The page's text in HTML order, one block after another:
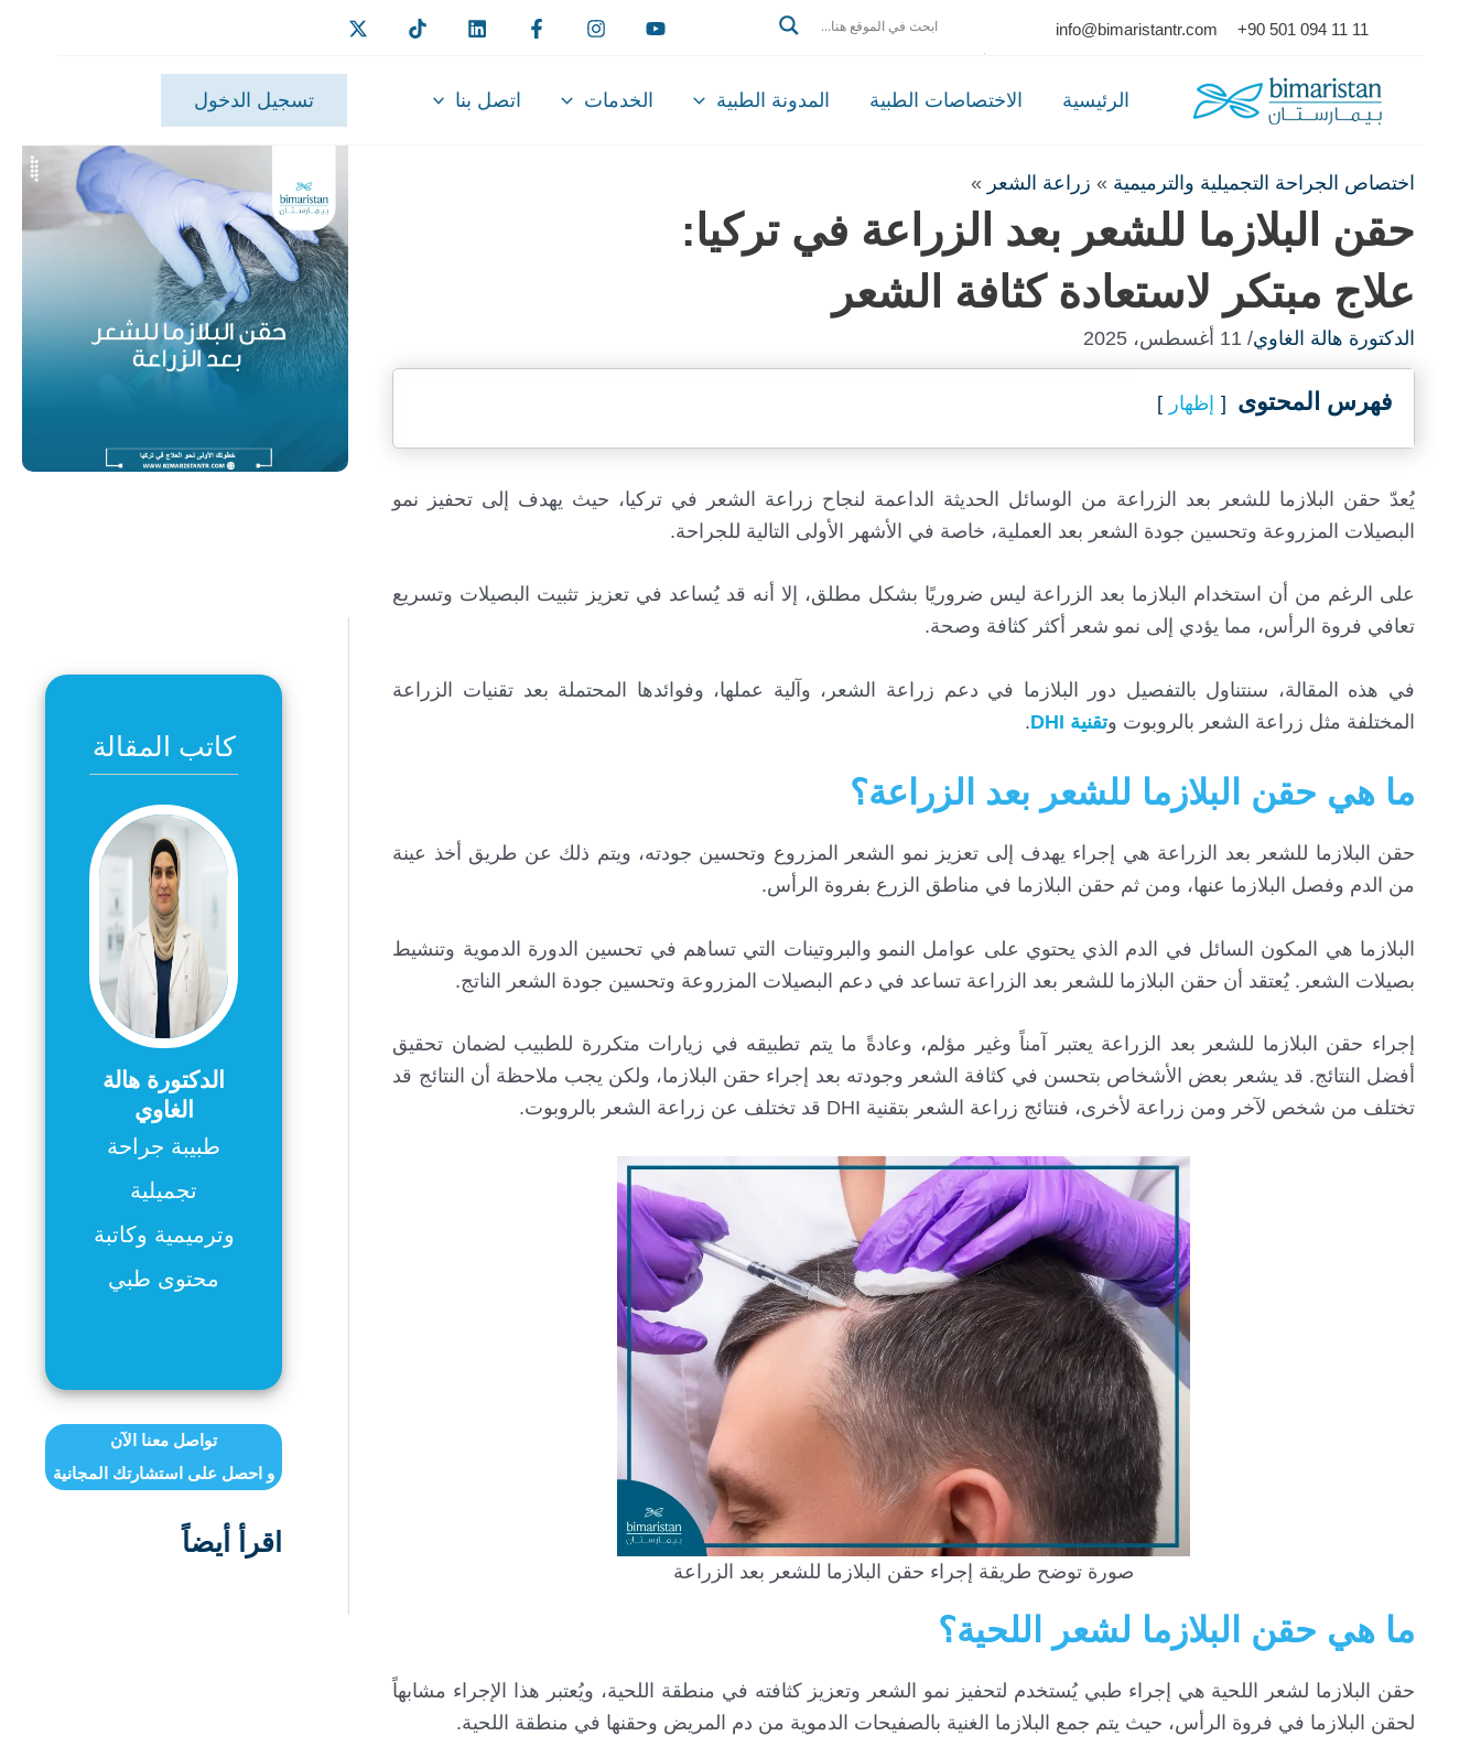
info@bimaristantr.com +90 501 094 11 11
الرئيسية الاختصاصات الطبية المدونة الطبية الخدمات اتصل بنا تسجيل الدخول
اختصاص الجراحة التجميلية والترميمية » زراعة الشعر »
حقن البلازما للشعر بعد الزراعة في تركيا:
علاج مبتكر لاستعادة كثافة الشعر
الدكتورة هالة الغاوي/ 11 أغسطس، 2025
فهرس المحتوى إظهار
يُعدّ حقن البلازما للشعر بعد الزراعة من الوسائل الحديثة الداعمة لنجاح زراعة الشعر في تركيا، حيث يهدف إلى تحفيز نمو
البصيلات المزروعة وتحسين جودة الشعر بعد العملية، خاصة في الأشهر الأولى التالية للجراحة.
على الرغم من أن استخدام البلازما بعد الزراعة ليس ضروريًا بشكل مطلق، إلا أنه قد يُساعد في تعزيز تثبيت البصيلات وتسريع
تعافي فروة الرأس، مما يؤدي إلى نمو شعر أكثر كثافة وصحة.
في هذه المقالة، سنتناول بالتفصيل دور البلازما في دعم زراعة الشعر، وآلية عملها، وفوائدها المحتملة بعد تقنيات الزراعة
المختلفة مثل زراعة الشعر بالروبوت وتقنية DHI .
ما هي حقن البلازما للشعر بعد الزراعة؟
حقن البلازما للشعر بعد الزراعة هي إجراء يهدف إلى تعزيز نمو الشعر المزروع وتحسين جودته، ويتم ذلك عن طريق أخذ عينة
من الدم وفصل البلازما عنها، ومن ثم حقن البلازما في مناطق الزرع بفروة الرأس.
البلازما هي المكون السائل في الدم الذي يحتوي على عوامل النمو والبروتينات التي تساهم في تحسين الدورة الدموية وتنشيط
بصيلات الشعر. يُعتقد أن حقن البلازما للشعر بعد الزراعة تساعد في دعم البصيلات المزروعة وتحسين جودة الشعر الناتج.
إجراء حقن البلازما للشعر بعد الزراعة يعتبر آمناً وغير مؤلم، وعادةً ما يتم تطبيقه في زيارات متكررة للطبيب لضمان تحقيق
أفضل النتائج. قد يشعر بعض الأشخاص بتحسن في كثافة الشعر وجودته بعد إجراء حقن البلازما، ولكن يجب ملاحظة أن النتائج قد
تختلف من شخص لآخر ومن زراعة لأخرى، فنتائج زراعة الشعر بتقنية DHI قد تختلف عن زراعة الشعر بالروبوت.
صورة توضح طريقة إجراء حقن البلازما للشعر بعد الزراعة
ما هي حقن البلازما لشعر اللحية؟
حقن البلازما لشعر اللحية هي إجراء طبي يُستخدم لتحفيز نمو الشعر وتعزيز كثافته في منطقة اللحية، ويُعتبر هذا الإجراء مشابهاً
لحقن البلازما في فروة الرأس، حيث يتم جمع البلازما الغنية بالصفيحات الدموية من دم المريض وحقنها في منطقة اللحية.
كاتب المقالة
الدكتورة هالة
الغاوي
طبيبة جراحة
تجميلية
وترميمية وكاتبة
محتوى طبي
تواصل معنا الآن
و احصل على استشارتك المجانية
اقرأ أيضاً